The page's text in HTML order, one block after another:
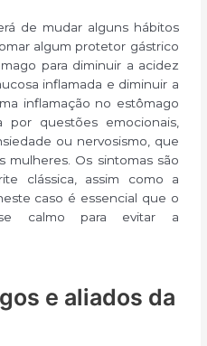
de mudar alguns hábitos
algum protetor gástrico
para diminuir a acidez
inflamada e diminuir a
inflamação no estômago
por questões emocionais,
ou nervosismo, que
mulheres. Os sintomas são
clássica, assim como a
caso é essencial que o
se calmo para evitar a
e aliados da